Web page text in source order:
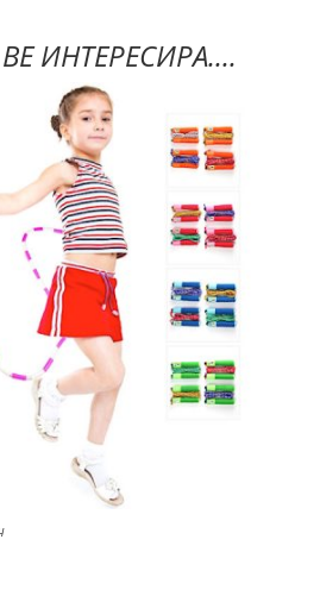
ИНТЕРЕСИРА....